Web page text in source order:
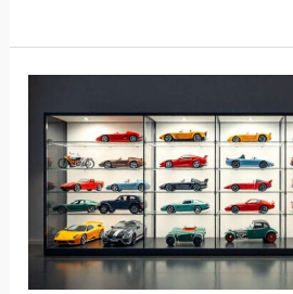
para
colecciones
coches:
Guía
completa